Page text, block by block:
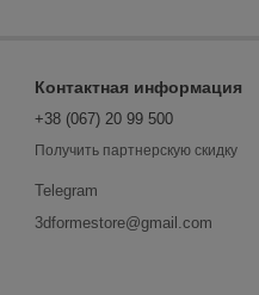
Контактная информация
+38 (067) 20 99 500
Получить партнерскую скидку
Telegram
3dformestore@gmail.com